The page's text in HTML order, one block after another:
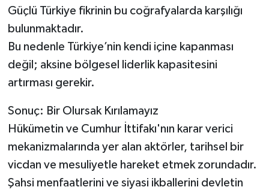
Güçlü Türkiye fikrinin bu coğrafyalarda karşılığı
bulunmaktadır.
Bu nedenle Türkiye’nin kendi içine kapanması
değil; aksine bölgesel liderlik kapasitesini
artırması gerekir.
Sonuç: Bir Olursak Kırılamayız
Hükümetin ve Cumhur İttifakı'nın karar verici
mekanizmalarında yer alan aktörler, tarihsel bir
vicdan ve mesuliyetle hareket etmek zorundadır.
Şahsi menfaatlerini ve siyasi ikballerini devletin